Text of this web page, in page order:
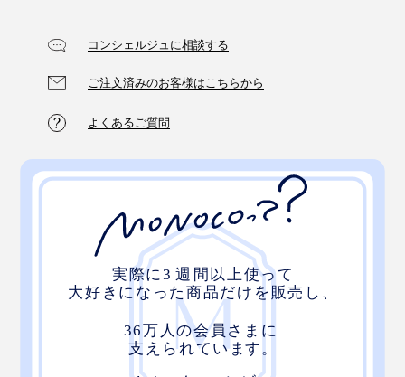
コンシェルジュに相談する
ご注文済みのお客様はこちらから
よくあるご質問